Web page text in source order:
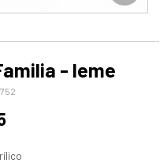
- leme